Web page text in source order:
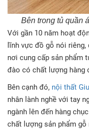
Bên trong tủ quần
Với gần 10 năm hoạt
lĩnh vực đồ gỗ nói
nơi cung cấp sản phẩm
đào có chất lượng hàng
Bên cạnh đó, nội thất
nhân lành nghề với tay
ngành lên đến hàng
chất lượng sản phẩm